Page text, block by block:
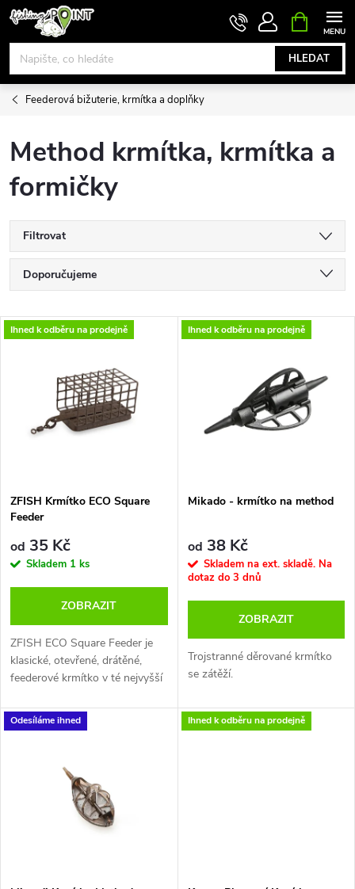
Přejít
obsah
HLEDAT
NÁKUPNÍ
KOŠÍK
Feederová bižuterie, krmítka a doplňky
Method krmítka, krmítka a
formičky
Filtrovat
Ř
a
p
r
o
d
u
k
Doporučujeme
Nejdražší
Nejprodávanější
Abecedně
V
s
p
r
d
u
k
Ihned k odběru na prodejně
ZFISH Krmítko ECO Square
Feeder
od 35 Kč
Skladem 1 ks
ZOBRAZIT
ZFISH ECO Square Feeder je
klasické, otevřené, drátěné,
feederové krmítko v té nejvyšší
zpracování. Můžete si být jistí,
že tato krmítka díky svému
vždy dosednou ke dnu tak, jak
mají ( klecí nahoru ) nikoli na
bok , nebo dokonce obráceně,
jak se u ostatních krmítek
běžně stává. Označení "ECO"
Ihned k odběru na prodejně
Mikado - krmítko na method
od 38 Kč
Skladem na ext. skladě. Na
dotaz do 3 dnů
ZOBRAZIT
Trojstranné děrované krmítko
se zátěží.
Odesíláme ihned Ihned k odběru na prodejně